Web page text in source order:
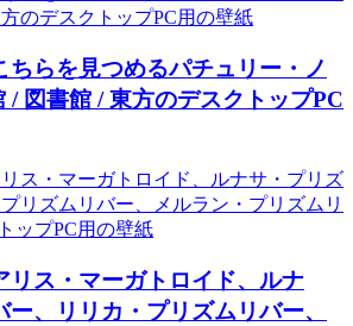
ちらを見つめるパチュリー・ノ
/ 図書館 / 東方のデスクトップPC
リス・マーガトロイド、ルナ
、リリカ・プリズムリバー、